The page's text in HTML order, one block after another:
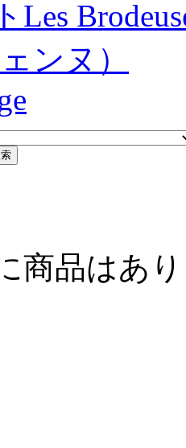
Les
ンヌ）
商品はあ